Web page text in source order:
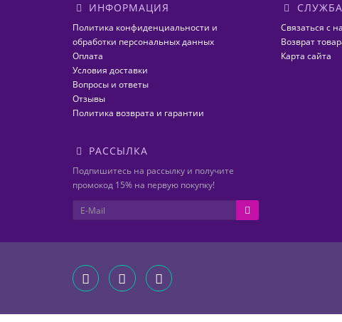
ИНФОРМАЦИЯ
Политика конфиденциальности и
обработки персональных данных
Оплата
Условия доставки
Вопросы и ответы
Отзывы
Политика возврата и гарантии
Связаться с
Возврат
Карта сайта
РАССЫЛКА
Подпишитесь на рассылку и получите
промокод 15% на первую покупку!